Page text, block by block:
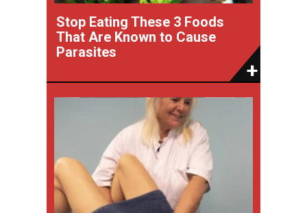
Stop Eating These 3 Foods
That Are Known to Cause
Parasites